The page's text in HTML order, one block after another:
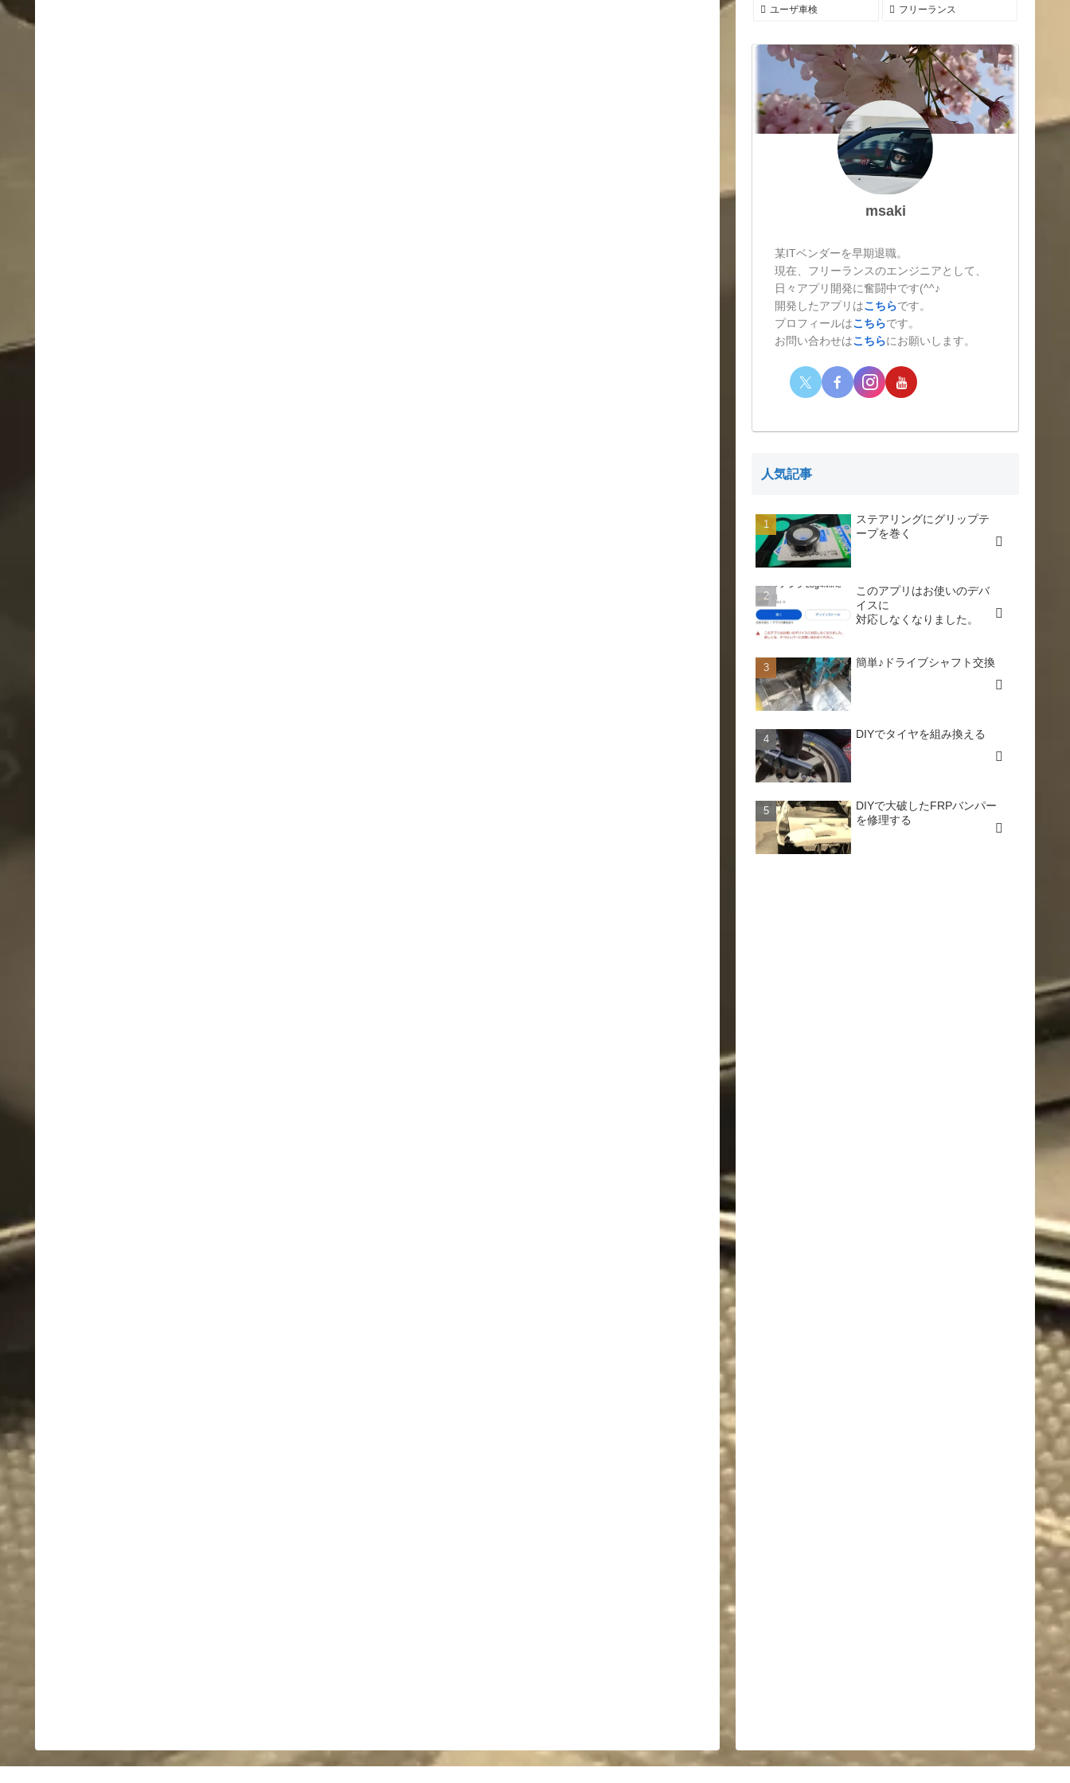
ユーザ車検 フリーランス
msaki
某ITベンダーを早期退職。
現在、フリーランスのエンジニアとして、
日々アプリ開発に奮闘中です(^^♪
開発したアプリはこちらです。
プロフィールはこちらです。
お問い合わせはこちらにお願いします。
人気記事
ステアリングにグリップテ
ープを巻く
このアプリはお使いのデバ
イスに
対応しなくなりました。
簡単♪ドライブシャフト交換
DIYでタイヤを組み換える
DIYで大破したFRPバンパー
を修理する